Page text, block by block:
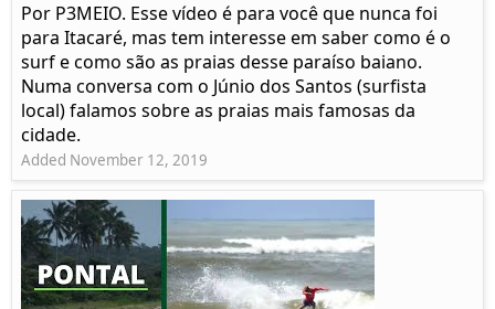
Por P3MEIO. Esse vídeo é para você que nunca foi
para Itacaré, mas tem interesse em saber como é o
surf e como são as praias desse paraíso baiano.
Numa conversa com o Júnio dos Santos (surfista
local) falamos sobre as praias mais famosas da
cidade.
Added November 12, 2019